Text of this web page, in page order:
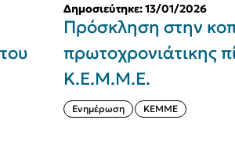
Δημοσιεύτηκε: 13/01/2026
Πρόσκληση στην
πρωτοχρονιάτικης
Κ.Ε.Μ.Μ.Ε.
Ενημέρωση ΚΕΜΜΕ